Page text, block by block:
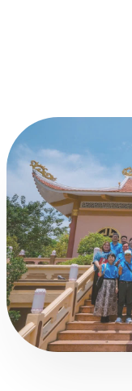
tịch Hồ Chí
Nakhon Phanom
Chí Minh ở Thái
tượng của sự